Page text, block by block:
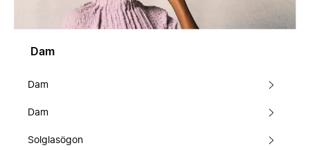
Dam
Dam
Dam
Solglasögon